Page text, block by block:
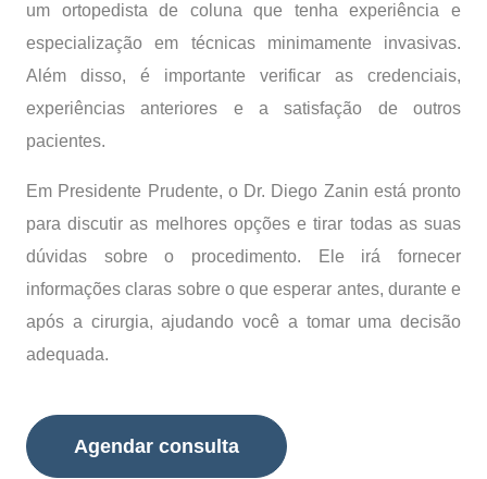
um ortopedista de coluna que tenha experiência e
especialização em técnicas minimamente invasivas.
Além disso, é importante verificar as credenciais,
experiências anteriores e a satisfação de outros
pacientes.
Em Presidente Prudente, o Dr. Diego Zanin está pronto
para discutir as melhores opções e tirar todas as suas
dúvidas sobre o procedimento. Ele irá fornecer
informações claras sobre o que esperar antes, durante e
após a cirurgia, ajudando você a tomar uma decisão
adequada.
Agendar consulta